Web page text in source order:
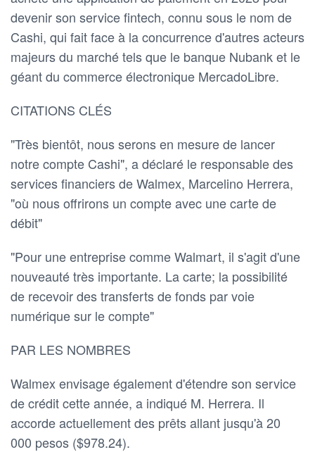
devenir son service fintech, connu sous le nom de
Cashi, qui fait face à la concurrence d'autres acteurs
majeurs du marché tels que le banque Nubank et le
géant du commerce électronique MercadoLibre.
CITATIONS CLÉS
"Très bientôt, nous serons en mesure de lancer
notre compte Cashi", a déclaré le responsable des
services financiers de Walmex, Marcelino Herrera,
"où nous offrirons un compte avec une carte de
débit"
"Pour une entreprise comme Walmart, il s'agit d'une
nouveauté très importante. La carte; la possibilité
de recevoir des transferts de fonds par voie
numérique sur le compte"
PAR LES NOMBRES
Walmex envisage également d'étendre son service
de crédit cette année, a indiqué M. Herrera. Il
accorde actuellement des prêts allant jusqu'à 20
000 pesos ($978.24).